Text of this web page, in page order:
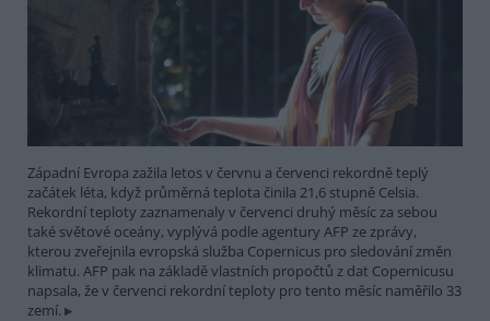
Západní Evropa zažila letos v červnu a červenci rekordně teplý
začátek léta, když průměrná teplota činila 21,6 stupně Celsia.
Rekordní teploty zaznamenaly v červenci druhý měsíc za sebou
také světové oceány, vyplývá podle agentury AFP ze zprávy,
kterou zveřejnila evropská služba Copernicus pro sledování změn
klimatu. AFP pak na základě vlastních propočtů z dat Copernicusu
napsala, že v červenci rekordní teploty pro tento měsíc naměřilo 33
zemí.